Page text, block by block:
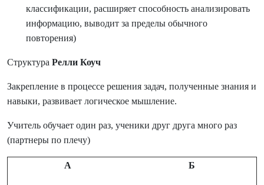
классификации, расширяет способность анализировать
информацию, выводит за пределы обычного
повторения)
Структура Релли Коуч
Закрепление в процессе решения задач, полученные знания и
навыки, развивает логическое мышление.
Учитель обучает один раз, ученики друг друга много раз
(партнеры по плечу)
А Б